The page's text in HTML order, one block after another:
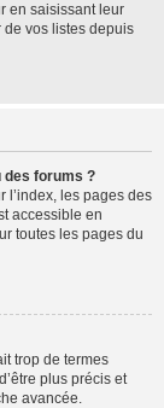
en saisissant leur
de vos listes depuis
des forums ?
l’index, les pages des
accessible en
toutes les pages du
trop de termes
plus précis et
avancée.